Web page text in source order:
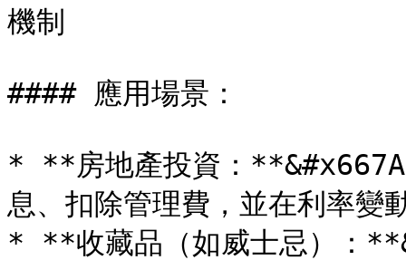
機制
#### 應用場景：
* **房地產投資：
息、扣除管理費，並在利率變
* **收藏品（如威士忌）：